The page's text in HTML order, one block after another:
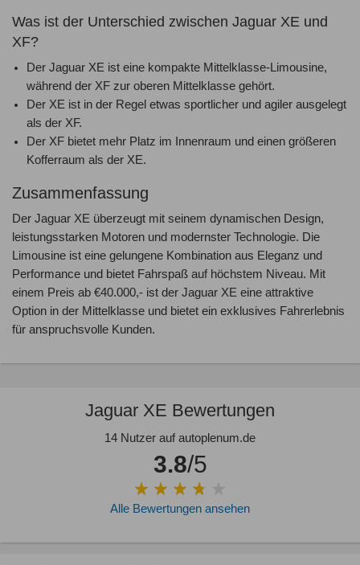
Jaguar XE Bewertungen
14 Nutzer auf autoplenum.de
3.8/5
Alle Bewertungen ansehen
Was ist der Unterschied zwischen Jaguar XE und
XF?
Der Jaguar XE ist eine kompakte Mittelklasse-Limousine,
während der XF zur oberen Mittelklasse gehört.
Der XE ist in der Regel etwas sportlicher und agiler ausgelegt
als der XF.
Der XF bietet mehr Platz im Innenraum und einen größeren
Kofferraum als der XE.
Zusammenfassung
Der Jaguar XE überzeugt mit seinem dynamischen Design,
leistungsstarken Motoren und modernster Technologie. Die
Limousine ist eine gelungene Kombination aus Eleganz und
Performance und bietet Fahrspaß auf höchstem Niveau. Mit
einem Preis ab €40.000,- ist der Jaguar XE eine attraktive
Option in der Mittelklasse und bietet ein exklusives Fahrerlebnis
für anspruchsvolle Kunden.